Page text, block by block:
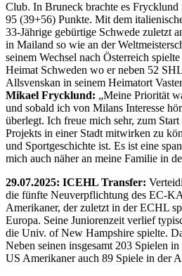
Club. In Bruneck brachte es Frycklund
95 (39+56) Punkte. Mit dem
33-Jährige gebürtige Schwede zuletzt
in Mailand so wie an der
seinem Wechsel nach Österreich
Heimat Schweden wo er neben 52
Allsvenskan in seinem Heimatort
Mikael Frycklund: „Meine Priorität
und sobald ich von Milans Interesse
überlegt. Ich freue mich sehr, zum
Projekts in einer Stadt mitwirken zu
und Sportgeschichte ist. Es ist eine
mich auch näher an meine Familie in
29.07.2025: ICEHL Transfer:
die fünfte Neuverpflichtung des EC-
Amerikaner, der zuletzt in der ECHL
Europa. Seine Juniorenzeit verlief
die Univ. of New Hampshire spielte.
Neben seinen insgesamt 203 Spielen
US Amerikaner auch 89 Spiele in der